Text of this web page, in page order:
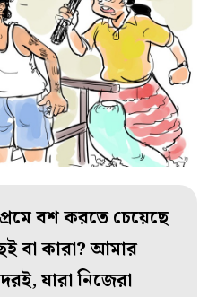
বশ করতে চেয়েছে
বা কারা? আমার
যারা নিজেরা